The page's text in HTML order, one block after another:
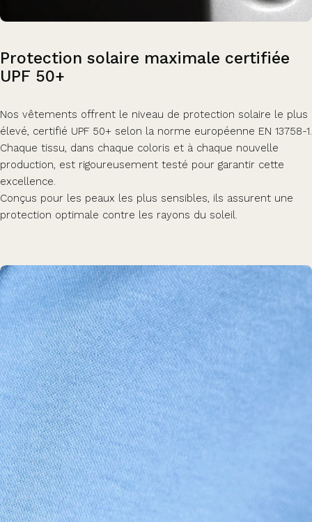
Protection solaire maximale certifiée
UPF 50+
Nos vêtements offrent le niveau de protection solaire le plus
élevé, certifié UPF 50+ selon la norme européenne EN 13758-1.
Chaque tissu, dans chaque coloris et à chaque nouvelle
production, est rigoureusement testé pour garantir cette
excellence.
Conçus pour les peaux les plus sensibles, ils assurent une
protection optimale contre les rayons du soleil.